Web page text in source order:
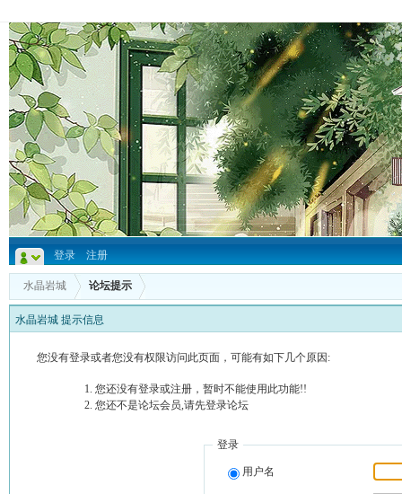
登录 注册
水晶岩城 论坛提示
水晶岩城 提示信息
您没有登录或者您没有权限访问此页面，可能有如下几个原因:
您还没有登录或注册，暂时不能使用此功能!!
您还不是论坛会员,请先登录论坛
登录
用户名